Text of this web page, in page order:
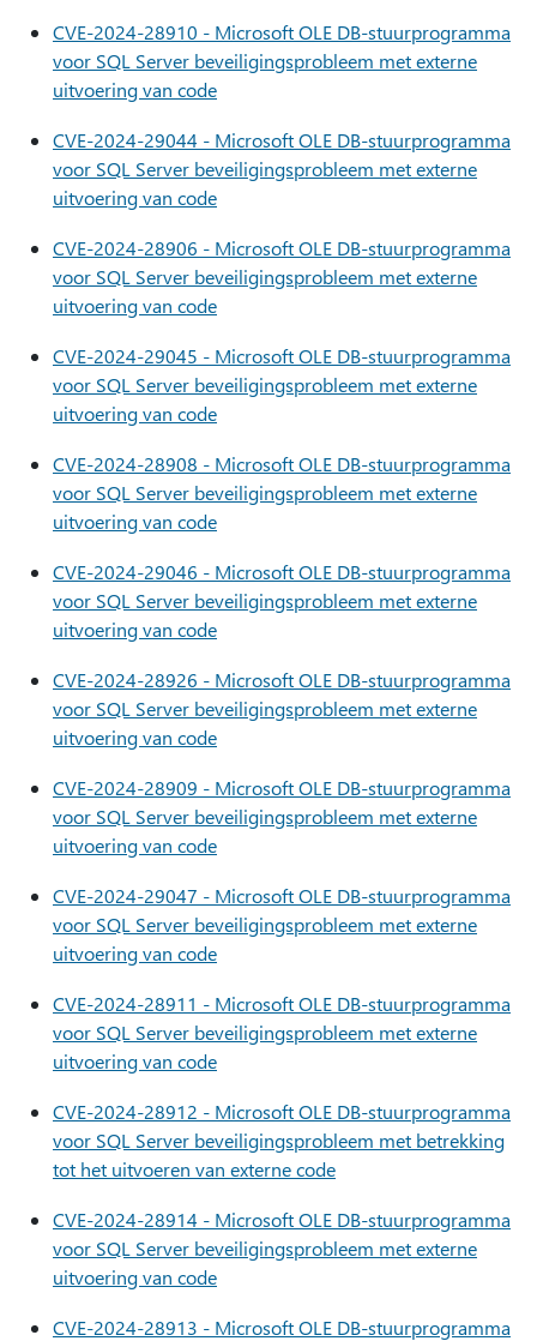
CVE-2024-28910 - Microsoft OLE DB-stuurprogramma
voor SQL Server beveiligingsprobleem met externe
uitvoering van code
CVE-2024-29044 - Microsoft OLE DB-stuurprogramma
voor SQL Server beveiligingsprobleem met externe
uitvoering van code
CVE-2024-28906 - Microsoft OLE DB-stuurprogramma
voor SQL Server beveiligingsprobleem met externe
uitvoering van code
CVE-2024-29045 - Microsoft OLE DB-stuurprogramma
voor SQL Server beveiligingsprobleem met externe
uitvoering van code
CVE-2024-28908 - Microsoft OLE DB-stuurprogramma
voor SQL Server beveiligingsprobleem met externe
uitvoering van code
CVE-2024-29046 - Microsoft OLE DB-stuurprogramma
voor SQL Server beveiligingsprobleem met externe
uitvoering van code
CVE-2024-28926 - Microsoft OLE DB-stuurprogramma
voor SQL Server beveiligingsprobleem met externe
uitvoering van code
CVE-2024-28909 - Microsoft OLE DB-stuurprogramma
voor SQL Server beveiligingsprobleem met externe
uitvoering van code
CVE-2024-29047 - Microsoft OLE DB-stuurprogramma
voor SQL Server beveiligingsprobleem met externe
uitvoering van code
CVE-2024-28911 - Microsoft OLE DB-stuurprogramma
voor SQL Server beveiligingsprobleem met externe
uitvoering van code
CVE-2024-28912 - Microsoft OLE DB-stuurprogramma
voor SQL Server beveiligingsprobleem met betrekking
tot het uitvoeren van externe code
CVE-2024-28914 - Microsoft OLE DB-stuurprogramma
voor SQL Server beveiligingsprobleem met externe
uitvoering van code
CVE-2024-28913 - Microsoft OLE DB-stuurprogramma